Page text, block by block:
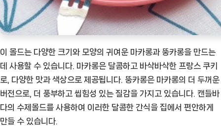
추
천
상
품]
이 몰드는 다양한 크기와 모양의 귀여운 마카롱과 뚱카롱을 만드는
데 사용할 수 있습니다. 마카롱은 달콤하고 바삭바삭한 프랑스 쿠키
로, 다양한 맛과 색상으로 제공됩니다. 뚱카롱은 마카롱의 더 두꺼운
버전으로, 더 풍부하고 씹힘성 있는 질감을 가지고 있습니다. 캔들바
다의 수제몰드를 사용하여 이러한 달콤한 간식을 집에서 편안하게
만들 수 있습니다.